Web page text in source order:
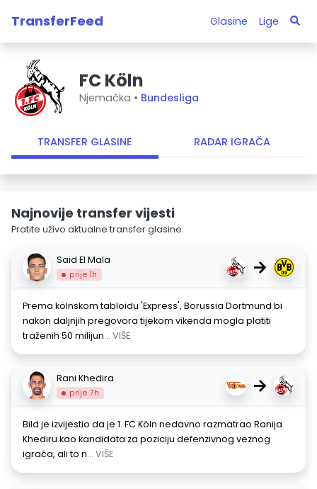
TransferFeed Glasine Lige
FC Köln
Njemačka • Bundesliga
TRANSFER GLASINE RADAR IGRAČA
Najnovije transfer vijesti
Pratite uživo aktualne transfer glasine.
Said El Mala
prije 1h →
Prema kölnskom tabloidu 'Express', Borussia Dortmund bi
nakon daljnjih pregovora tijekom vikenda mogla platiti
traženih 50 milijun... VIŠE
Rani Khedira
prije 7h →
Bild je izvijestio da je 1. FC Köln nedavno razmatrao Ranija
Khediru kao kandidata za poziciju defenzivnog veznog
igrača, ali to n... VIŠE